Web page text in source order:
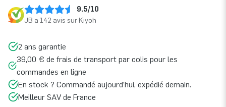
9.5/10
JB a 142 avis sur Kiyoh
2 ans garantie
39,00 € de frais de transport par colis pour les
commandes en ligne
En stock ? Commandé aujourd’hui, expédié demain.
Meilleur SAV de France